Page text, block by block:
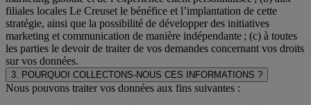
filiales locales Le Creuset le bénéfice et l’implantation de cette
stratégie, ainsi que la possibilité de développer des initiatives
marketing et communication de manière indépendante ; (c) à toutes
les parties le devoir de traiter de vos demandes concernant vos droits
sur vos données.
3. POURQUOI COLLECTONS-NOUS CES INFORMATIONS ?
Nous pouvons traiter vos données aux fins suivantes :